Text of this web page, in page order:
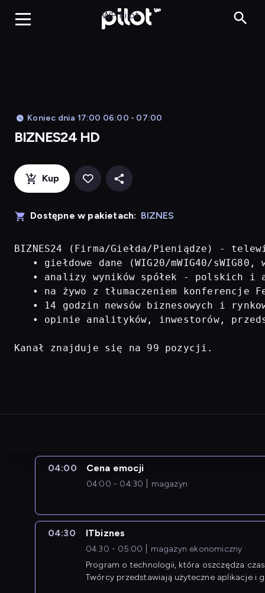
WP Pilot
Koniec dnia 17:00 06:00 - 07:00
BIZNES24 HD
Kup
Dostępne w pakietach: BIZNES
BIZNES24 (Firma/Giełda/Pieniądze) -
• giełdowe dane (WIG20/mWIG40/
• analizy wyników spółek - polskich i
• na żywo z tłumaczeniem konferencje
• 14 godzin newsów biznesowych i
• opinie analityków, inwestorów,
Kanał znajduje się na 99 pozycji.
04:00 Cena emocji
04:00 - 04:30 magazyn
04:30 ITbiznes
04:30 - 05:00
magazyn ekonomiczny
Program o technologii, która oszczędza
Twórcy przedstawiają użyteczne aplikacje i